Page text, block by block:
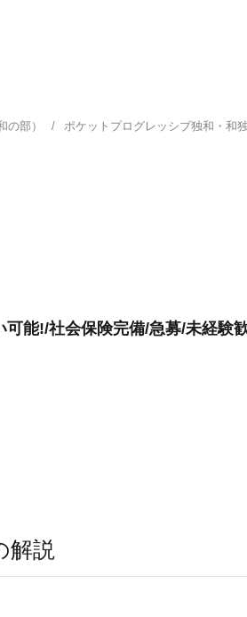
部） ポケットプログレッシブ独和・
能!/社会保険完備/急募/未経験
解説